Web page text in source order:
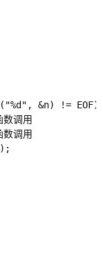
&n) != EOF)
调用
调用